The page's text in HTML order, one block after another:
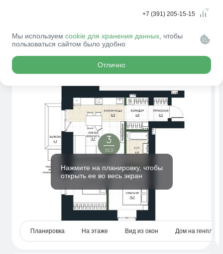
+7 (391) 205-15-15
Мы используем cookie для хранения данных , чтобы
пользоваться сайтом было удобно
Отлично
Главная Новостройки Квартиры №469
26человек посмотрели эту квартиру за месяц
Нажмите на планировку, чтобы
открыть ее во весь экран
Планировка На этаже Вид из окон Дом на генплане